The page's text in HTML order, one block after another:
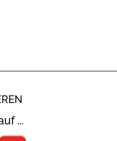
...